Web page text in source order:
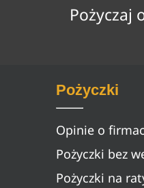
Pożyczaj
Pożyczki
Opinie o
Pożyczki bez
Pożyczki na